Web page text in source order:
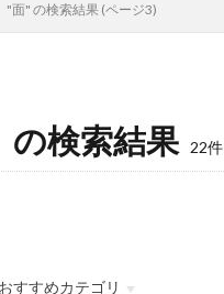
"面" の検索結果 (ページ3)
の検索結果 22件
おすすめカテゴリ